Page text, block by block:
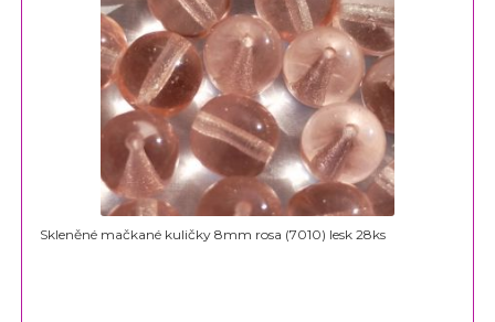
Skleněné mačkané kuličky 8mm rosa (7010) lesk 28ks